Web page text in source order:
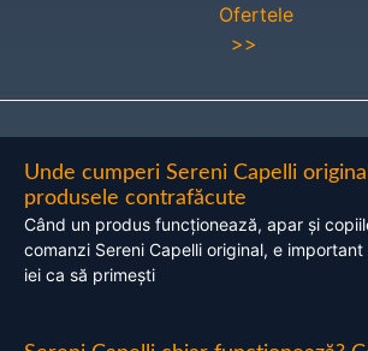
Ofertele
>>
Unde cumperi Sereni Capelli
produsele contrafăcute
Când un produs funcționează, apar și
comanzi Sereni Capelli original, e
iei ca să primești